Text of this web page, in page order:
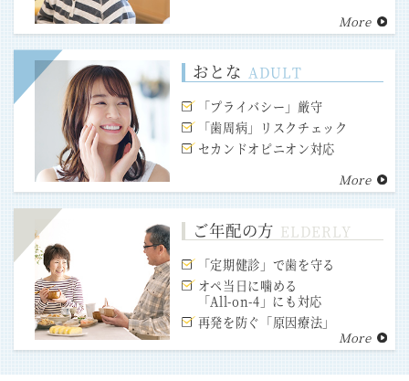
More
おとな ADULT
「プライバシー」厳守
「歯周病」リスクチェック
セカンドオピニオン対応
More
ご年配の方 ELDERLY
「定期健診」で歯を守る
オペ当日に噛める
「All-on-4」にも対応
再発を防ぐ「原因療法」
More